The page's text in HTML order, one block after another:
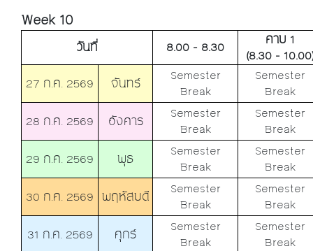
Week 10
วันที่ 8.00 - 8.30
คาบ 1
(8.30 -
27 ก.ค. 2569
จันทร์
Semester
Break
Semester
Break
28 ก.ค. 2569
อังคาร
Semester
Break
Semester
Break
29 ก.ค. 2569
พุธ
Semester
Break
Semester
Break
30 ก.ค. 2569 พฤหัสบดี
Semester
Break
Semester
Break
31 ก.ค. 2569
ศุกร์
Semester
Break
Semester
Break